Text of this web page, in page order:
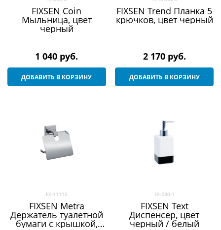
FIXSEN Coin
Мыльница, цвет
черный
1 040 руб.
ДОБАВИТЬ В КОРЗИНУ
FIXSEN Trend Планка 5
крючков, цвет черный
2 170 руб.
ДОБАВИТЬ В КОРЗИНУ
FX-11110
FIXSEN Metra
Держатель туалетной
бумаги с крышкой,
FX-230-1
FIXSEN Text
Диспенсер, цвет
черный / белый